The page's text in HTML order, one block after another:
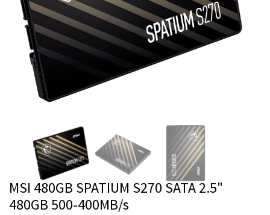
MSI 480GB SPATIUM S270 SATA 2.5"
480GB 500-400MB/s